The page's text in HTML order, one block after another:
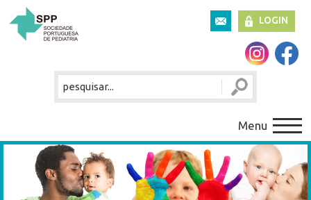
LOGIN
Menu